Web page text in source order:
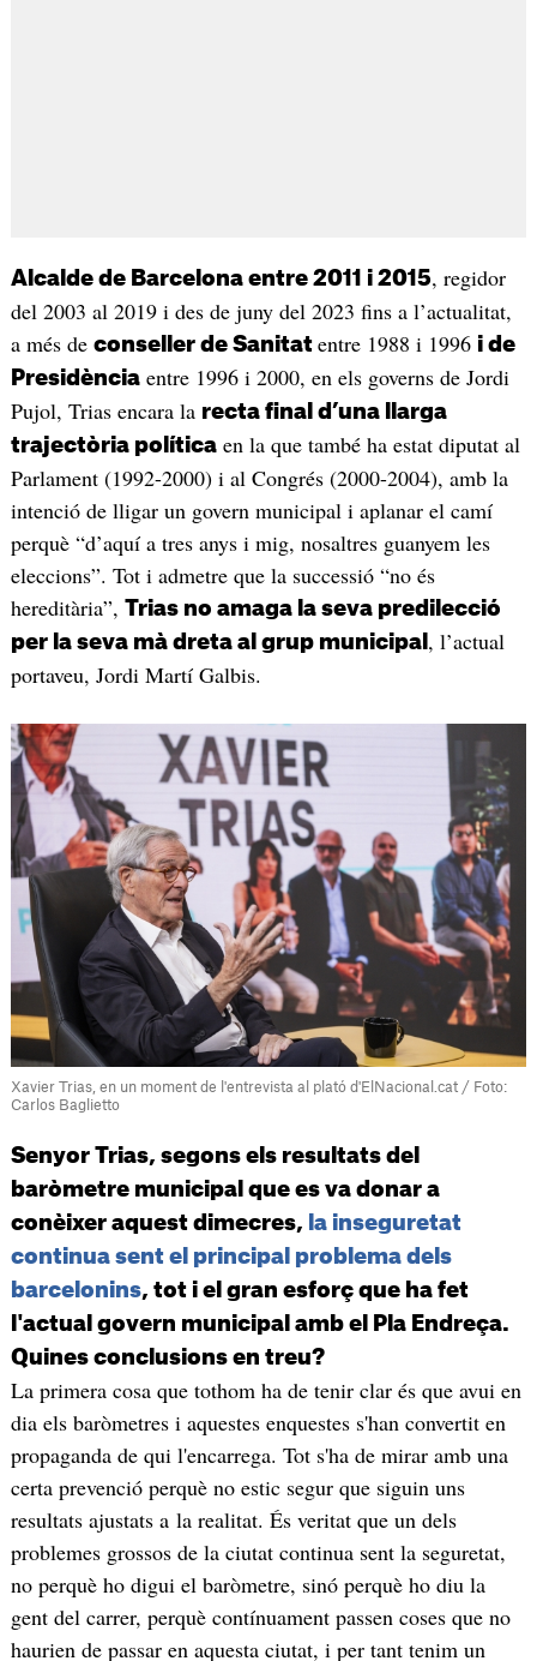
Alcalde de Barcelona entre 2011 i 2015, regidor
del 2003 al 2019 i des de juny del 2023 fins a l’actualitat,
a més de conseller de Sanitat entre 1988 i 1996 i de
Presidènciaentre 1996 i 2000, en els governs de Jordi
Pujol, Trias encara la recta final d’una llarga
trajectòria políticaen la que també ha estat diputat al
Parlament (1992-2000) i al Congrés (2000-2004), amb la
intenció de lligar un govern municipal i aplanar el camí
perquè “d’aquí a tres anys i mig, nosaltres guanyem les
eleccions”. Tot i admetre que la successió “no és
hereditària”, Trias no amaga la seva predilecció
per la seva mà dreta al grup municipal , l’actual
portaveu, Jordi Martí Galbis.
Xavier Trias, en un moment de l'entrevista al plató d'ElNacional.cat / Foto:
Carlos Baglietto
Senyor Trias, segons els resultats del
baròmetre municipal que es va donar a
conèixer aquest dimecres, la inseguretat
continua sent el principal problema dels
barcelonins, tot i el gran esforç que ha fet
l'actual govern municipal amb el Pla Endreça.
Quines conclusions en treu?
La primera cosa que tothom ha de tenir clar és que avui en
dia els baròmetres i aquestes enquestes s'han convertit en
propaganda de qui l'encarrega. Tot s'ha de mirar amb una
certa prevenció perquè no estic segur que siguin uns
resultats ajustats a la realitat. És veritat que un dels
problemes grossos de la ciutat continua sent la seguretat,
no perquè ho digui el baròmetre, sinó perquè ho diu la
gent del carrer, perquè contínuament passen coses que no
haurien de passar en aquesta ciutat, i per tant tenim un